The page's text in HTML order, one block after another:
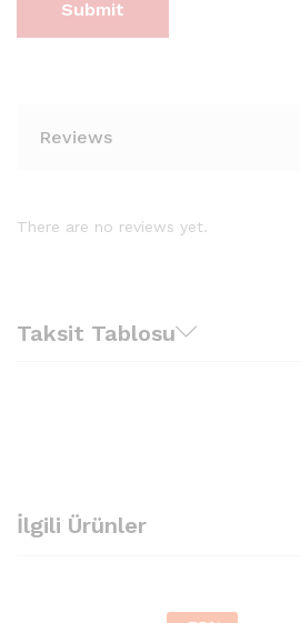
Reviews
There are no reviews yet.
Taksit Tablosu
İlgili Ürünler